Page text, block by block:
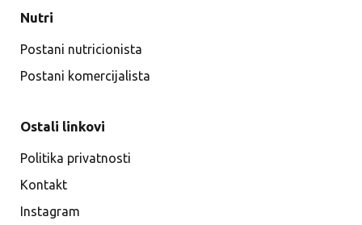
Nutri
Postani nutricionista
Postani komercijalista
Ostali linkovi
Politika privatnosti
Kontakt
Instagram